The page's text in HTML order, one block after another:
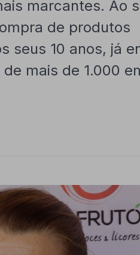
marcantes. Ao
de produtos
seus 10 anos, já
mais de 1.000